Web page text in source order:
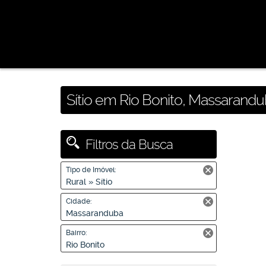
Sítio em Rio Bonito,
Filtros da Busca
Tipo de Imóvel:
Rural » Sítio
Cidade:
Massaranduba
Bairro:
Rio Bonito